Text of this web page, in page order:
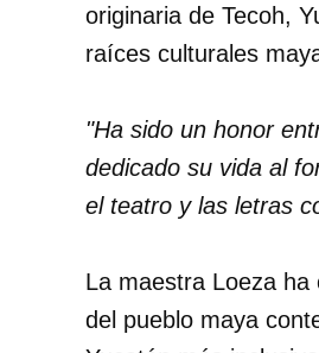
originaria de Tecoh,
raíces culturales
"Ha sido un honor
dedicado su vida al
el teatro y las letras
La maestra Loeza ha
del pueblo maya